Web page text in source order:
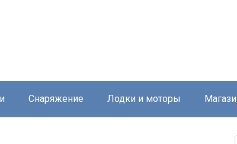
Снаряжение Лодки и моторы